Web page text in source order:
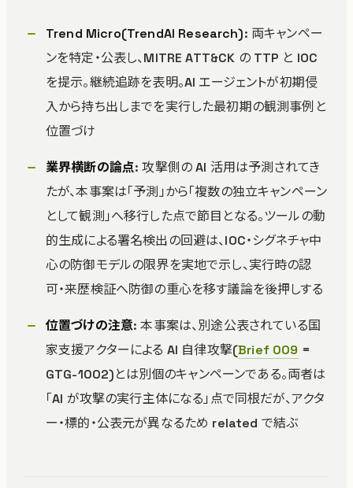
Trend Micro(TrendAI Research): 両キャンペー
ンを特定・公表し、MITRE ATT&CK の TTP と IOC
を提示。継続追跡を表明。AI エージェントが初期侵
入から持ち出しまでを実行した最初期の観測事例と
位置づけ
業界横断の論点: 攻撃側の AI 活用は予測されてき
たが、本事案は「予測」から「複数の独立キャンペーン
として観測」へ移行した点で節目となる。ツールの動
的生成による署名検出の回避は、IOC・シグネチャ中
心の防御モデルの限界を実地で示し、実行時の認
可・来歴検証へ防御の重心を移す議論を後押しする
位置づけの注意: 本事案は、別途公表されている国
家支援アクターによる AI 自律攻撃(Brief 009 =
GTG-1002)とは別個のキャンペーンである。両者は
「AI が攻撃の実行主体になる」点で同根だが、アクタ
ー・標的・公表元が異なるため related で結ぶ